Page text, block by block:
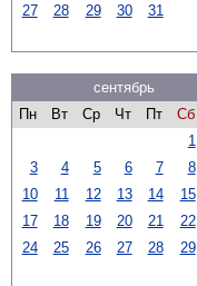
27
28 29 30 31
сентябрь
Пн
Вт Ср Чт Пт Сб
1
3
4 5 6 7 8
10
11 12 13 14 15
17
18 19 20 21 22
24
25 26 27 28 29